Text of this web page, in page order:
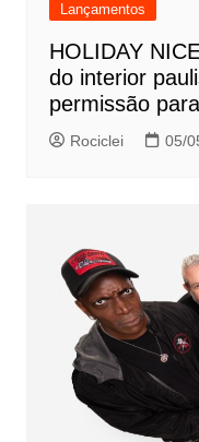
Lançamentos
HOLIDAY
do interior
permissão
Rociclei 05/